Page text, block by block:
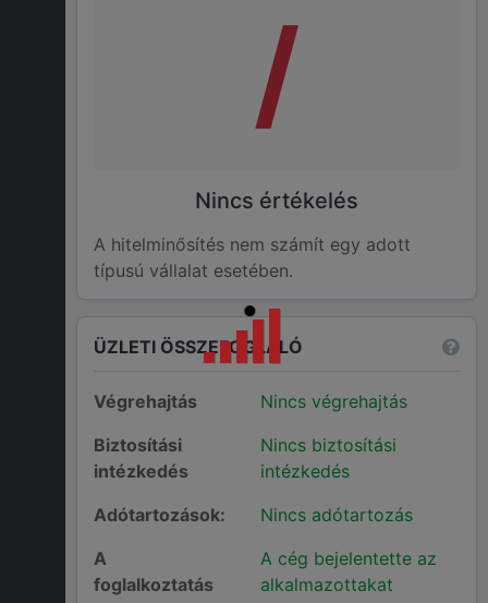
/
Nincs értékelés
A hitelminősítés nem számít egy adott
típusú vállalat esetében.
ÜZLETI ÖSSZEFOGLALÓ
Végrehajtás
Nincs végrehajtás
Biztosítási
intézkedés
Nincs biztosítási
intézkedés
Adótartozások:
Nincs adótartozás
A
foglalkoztatás
A cég bejelentette az
alkalmazottakat